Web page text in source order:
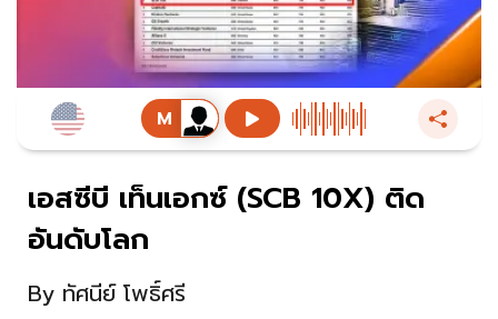
เอสซีบี เท็นเอกซ์ (SCB 10X) ติด
อันดับโลก
By ทัศนีย์ โพธิ์ศรี